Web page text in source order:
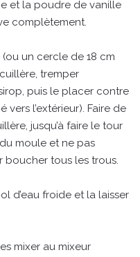
et la poudre de vanille
complètement.
un cercle de 18 cm
tremper
puis le placer contre
l’extérieur). Faire de
jusqu’à faire le tour
moule et ne pas
boucher tous les trous.
d’eau froide et la laisser
mixer au mixeur